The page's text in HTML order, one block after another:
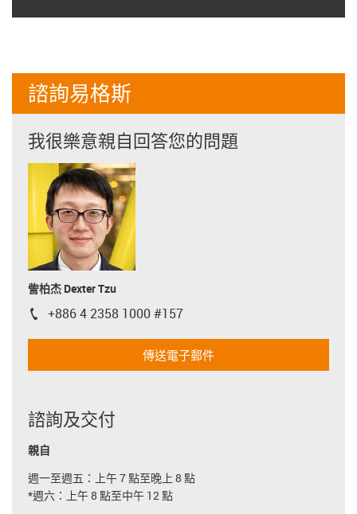
諮詢易格斯
我很樂意親自回答您的問題
訾柏杰 Dexter Tzu
igus-icon-phone
+886 4 2358 1000 #157
傳送電子郵件
諮詢及交付
親自
週一至週五：上午 7 點至晚上 8 點
*週六：上午 8 點至中午 12 點